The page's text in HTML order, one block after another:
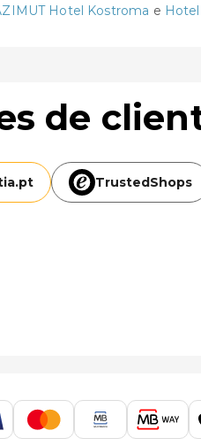
Hotel Kostroma e
de
pt TrustedShops